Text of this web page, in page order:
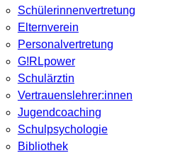
Schülerinnenvertretung
Elternverein
Personalvertretung
G!RLpower
Schulärztin
Vertrauenslehrer:innen
Jugendcoaching
Schulpsychologie
Bibliothek